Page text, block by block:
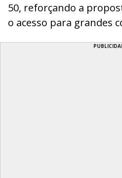
50, reforçando a
o acesso para grandes